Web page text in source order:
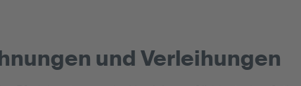
und Verleihungen